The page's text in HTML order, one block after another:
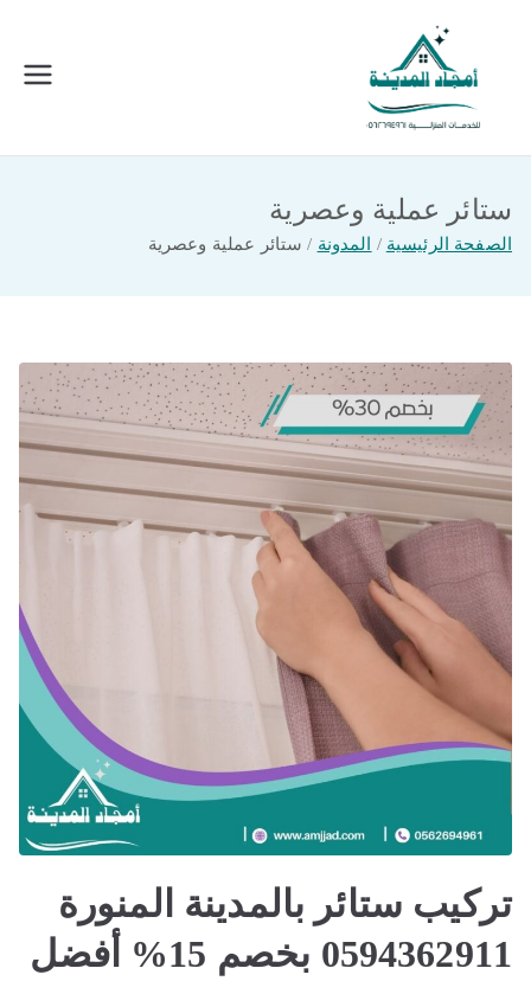
المحتوى
امجاد المدينة للخدمات المنزلية
ستائر عملية وعصرية
الصفحة الرئيسية المدونة ستائر عملية وعصرية
تركيب ستائر بالمدينة المنورة
0594362911 بخصم 15% أفضل